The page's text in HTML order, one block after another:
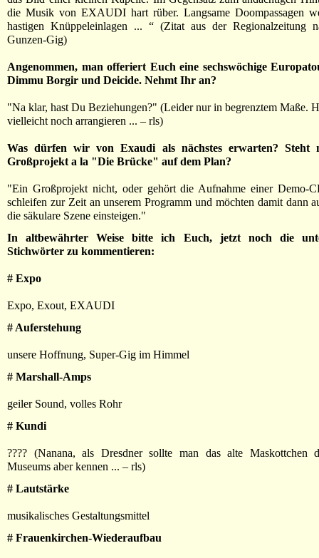
die Musik von EXAUDI hart rüber. Langsame Doompassagen
hastigen Knüppeleinlagen ... “ (Zitat aus der Regionalzeitung
Gunzen-Gig)
Angenommen, man offeriert Euch eine sechswöchige
Dimmu Borgir und Deicide. Nehmt Ihr an?
"Na klar, hast Du Beziehungen?" (Leider nur in begrenztem Maße.
vielleicht noch arrangieren ... – rls)
Was dürfen wir von Exaudi als nächstes erwarten? Steht
Großprojekt a la "Die Brücke" auf dem Plan?
"Ein Großprojekt nicht, oder gehört die Aufnahme einer Demo-
schleifen zur Zeit an unserem Programm und möchten damit dann
die säkulare Szene einsteigen."
In altbewährter Weise bitte ich Euch, jetzt noch die
Stichwörter zu kommentieren:
# Expo
Expo, Exout, EXAUDI
# Auferstehung
unsere Hoffnung, Super-Gig im Himmel
# Marshall-Amps
geiler Sound, volles Rohr
# Kundi
???? (Nanana, als Dresdner sollte man das alte Maskottchen
Museums aber kennen ... – rls)
# Lautstärke
musikalisches Gestaltungsmittel
# Frauenkirchen-Wiederaufbau